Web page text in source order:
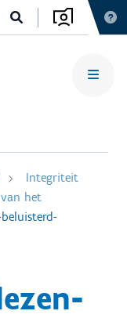
Integriteit
het